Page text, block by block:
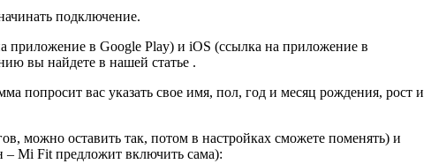
подключение.
приложение в Google Play) и iOS (ссылка на приложение в
вы найдете в нашей статье .
попросит вас указать свое имя, пол, год и месяц рождения, рост и
можно оставить так, потом в настройках сможете поменять) и
– Mi Fit предложит включить сама):